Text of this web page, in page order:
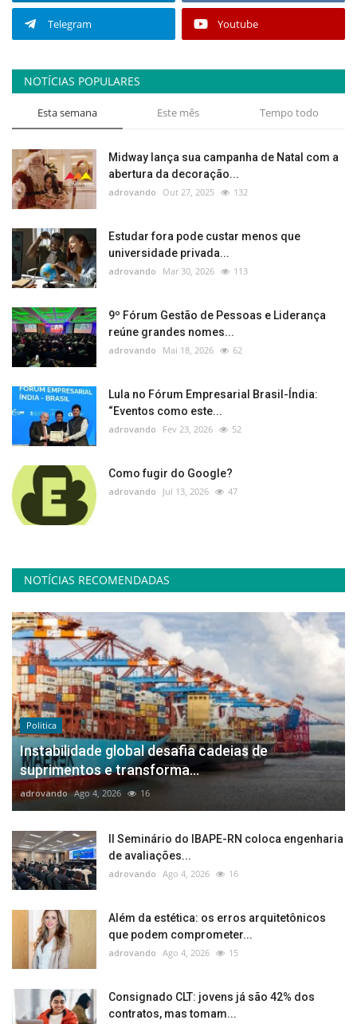
Telegram Youtube
NOTÍCIAS POPULARES
Esta semana Este mês Tempo todo
Midway lança sua campanha de Natal com a
abertura da decoração...
adrovando Out 27, 2025 132
Estudar fora pode custar menos que
universidade privada...
adrovando Mar 30, 2026 113
9º Fórum Gestão de Pessoas e Liderança
reúne grandes nomes...
adrovando Mai 18, 2026 62
Lula no Fórum Empresarial Brasil-Índia:
“Eventos como este...
adrovando Fev 23, 2026 52
Como fugir do Google?
adrovando Jul 13, 2026 47
NOTÍCIAS RECOMENDADAS
Politica
Instabilidade global desafia cadeias de
suprimentos e transforma...
adrovando Ago 4, 2026 16
II Seminário do IBAPE-RN coloca engenharia
de avaliações...
adrovando Ago 4, 2026 16
Além da estética: os erros arquitetônicos
que podem comprometer...
adrovando Ago 4, 2026 15
Consignado CLT: jovens já são 42% dos
contratos, mas tomam...